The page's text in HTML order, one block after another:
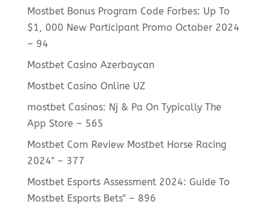
Mostbet Bonus Program Code Forbes: Up To
$1, 000 New Participant Promo October 2024
– 94
Mostbet Casino Azerbaycan
Mostbet Casino Online UZ
‎mostbet Casinos: Nj & Pa On Typically The
App Store – 565
Mostbet Com Review Mostbet Horse Racing
2024" – 377
Mostbet Esports Assessment 2024: Guide To
Mostbet Esports Bets" – 896